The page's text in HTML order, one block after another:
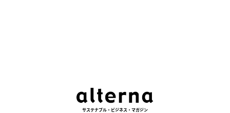
サステナブル・ビジネス・マガジン